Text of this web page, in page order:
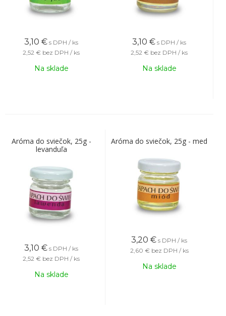
3,10 € s DPH / ks
2,52 € bez DPH / ks
Na sklade
3,10 € s DPH / ks
2,52 € bez DPH / ks
Na sklade
Aróma do sviečok, 25g -
levanduľa
3,10 € s DPH / ks
2,52 € bez DPH / ks
Na sklade
Aróma do sviečok, 25g - med
3,20 € s DPH / ks
2,60 € bez DPH / ks
Na sklade